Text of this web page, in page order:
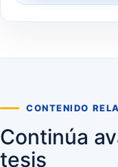
CONTENIDO
Continúa
tesis